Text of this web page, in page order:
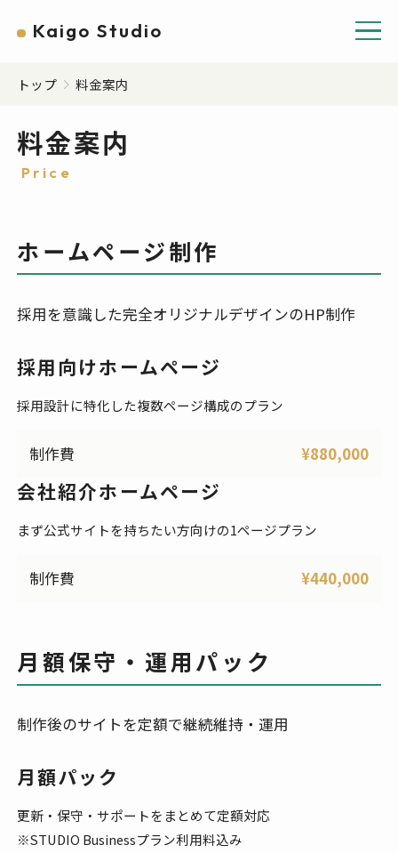
Kaigo Studio
トップ 料金案内
料金案内
Price
ホームページ制作
採用を意識した完全オリジナルデザインのHP制作
採用向けホームページ
採用設計に特化した複数ページ構成のプラン
制作費 ¥880,000
会社紹介ホームページ
まず公式サイトを持ちたい方向けの1ページプラン
制作費 ¥440,000
月額保守・運用パック
制作後のサイトを定額で継続維持・運用
月額パック
更新・保守・サポートをまとめて定額対応
※STUDIO Businessプラン利用料込み